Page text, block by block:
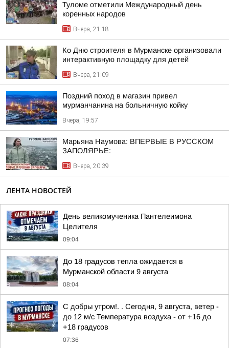
Туломе отметили Международный день
коренных народов
Вчера, 21:18
Ко Дню строителя в Мурманске организовали
интерактивную площадку для детей
Вчера, 21:09
Поздний поход в магазин привел
мурманчанина на больничную койку
Вчера, 19:57
Марьяна Наумова: ВПЕРВЫЕ В РУССКОМ
ЗАПОЛЯРЬЕ:
Вчера, 20:39
ЛЕНТА НОВОСТЕЙ
День великомученика Пантелеимона
Целителя
09:04
До 18 градусов тепла ожидается в
Мурманской области 9 августа
08:04
С добры утром!. . Сегодня, 9 августа, ветер -
до 12 м/с Температура воздуха - от +16 до
+18 градусов
07:36